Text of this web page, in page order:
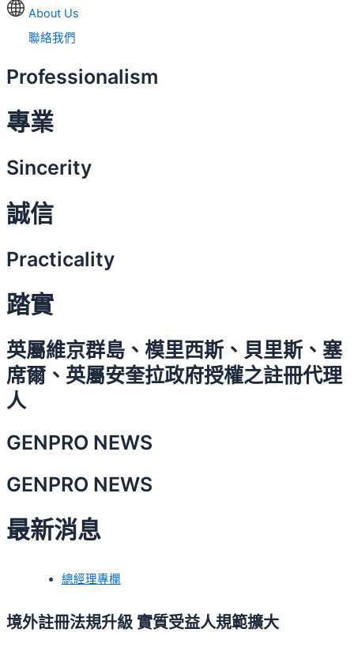
About Us
聯絡我們
Professionalism
專業
Sincerity
誠信
Practicality
踏實
英屬維京群島、模里西斯、貝里斯、塞
席爾、英屬安奎拉政府授權之註冊代理
人
GENPRO NEWS
GENPRO NEWS
最新消息
總經理專欄
境外註冊法規升級 實質受益人規範擴大